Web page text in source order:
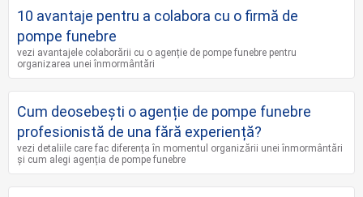
10 avantaje pentru a colabora cu o firmă de
pompe funebre
vezi avantajele colaborării cu o agenție de pompe funebre pentru
organizarea unei înmormântări
Cum deosebești o agenție de pompe funebre
profesionistă de una fără experiență?
vezi detaliile care fac diferența în momentul organizării unei înmormântări
și cum alegi agenția de pompe funebre